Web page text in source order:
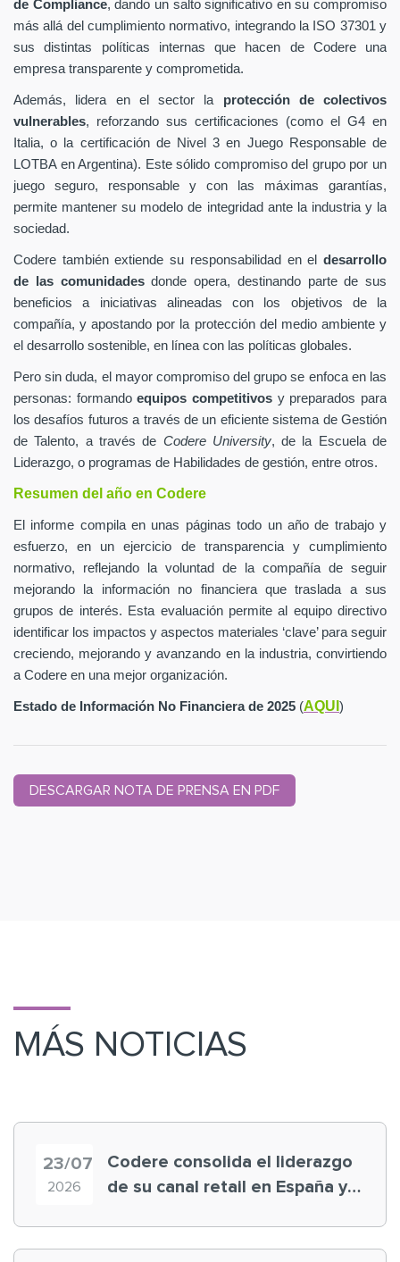
de Compliance, dando un salto significativo en su compromiso
más allá del cumplimiento normativo, integrando la ISO 37301 y
sus distintas políticas internas que hacen de Codere una
empresa transparente y comprometida.
Además, lidera en el sector la protección de colectivos
vulnerables, reforzando sus certificaciones (como el G4 en
Italia, o la certificación de Nivel 3 en Juego Responsable de
LOTBA en Argentina). Este sólido compromiso del grupo por un
juego seguro, responsable y con las máximas garantías,
permite mantener su modelo de integridad ante la industria y la
sociedad.
Codere también extiende su responsabilidad en el desarrollo
de las comunidadesdonde opera, destinando parte de sus
beneficios a iniciativas alineadas con los objetivos de la
compañía, y apostando por la protección del medio ambiente y
el desarrollo sostenible, en línea con las políticas globales.
Pero sin duda, el mayor compromiso del grupo se enfoca en las
personas: formandoequipos competitivos y preparados para
los desafíos futuros a través de un eficiente sistema de Gestión
de Talento, a través de Codere University, de la Escuela de
Liderazgo, o programas de Habilidades de gestión, entre otros.
Resumen del año en Codere
El informe compila en unas páginas todo un año de trabajo y
esfuerzo, en un ejercicio de transparencia y cumplimiento
normativo, reflejando la voluntad de la compañía de seguir
mejorando la información no financiera que traslada a sus
grupos de interés. Esta evaluación permite al equipo directivo
identificar los impactos y aspectos materiales ‘clave’ para seguir
creciendo, mejorando y avanzando en la industria, convirtiendo
a Codere en una mejor organización.
Estado de Información No Financiera de 2025 (AQUI )
DESCARGAR NOTA DE PRENSA EN PDF
MÁS NOTICIAS
23/07
2026
Codere consolida el liderazgo
de su canal retail en España y